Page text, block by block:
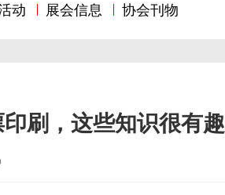
动 展会信息 协会刊物
刷，这些知识很有趣